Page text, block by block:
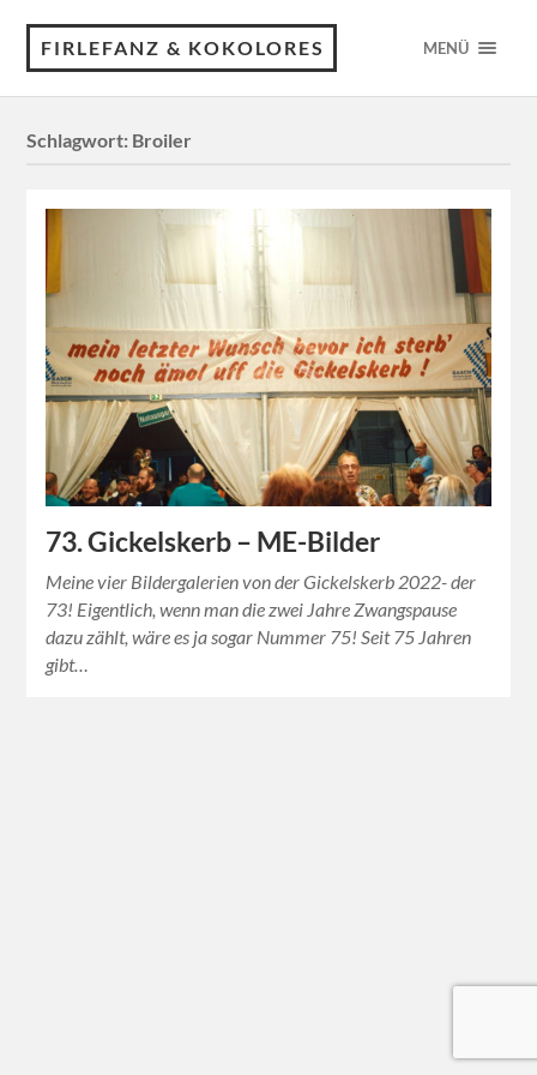
FIRLEFANZ & KOKOLORES MENÜ
Schlagwort: Broiler
73. Gickelskerb – ME-Bilder
Meine vier Bildergalerien von der Gickelskerb 2022- der
73! Eigentlich, wenn man die zwei Jahre Zwangspause
dazu zählt, wäre es ja sogar Nummer 75! Seit 75 Jahren
gibt…